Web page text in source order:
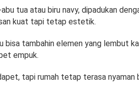
tua atau biru navy, dipadukan
kuat tapi tetap estetik.
bisa tambahin elemen yang lembut
empuk.
tapi rumah tetap terasa nyaman